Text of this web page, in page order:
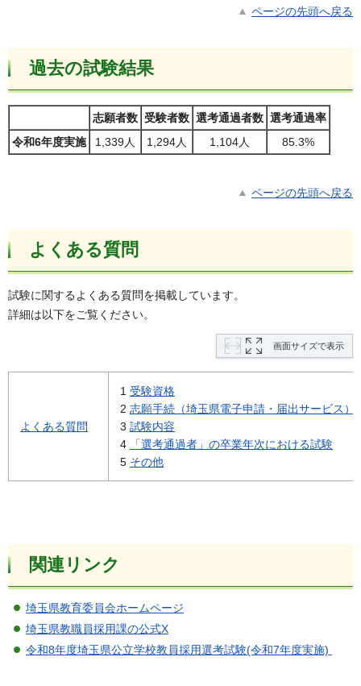
ページの先頭へ戻る
過去の試験結果
志願者数 受験者数 選考通過者数 選考通過率
令和6年度実施
1,339人 1,294人 1,104人 85.3%
ページの先頭へ戻る
よくある質問
試験に関するよくある質問を掲載しています。
詳細は以下をご覧ください。
画面サイズで表示
よくある質問
1 受験資格
2 志願手続（埼玉県電子申請・届出サービス）
3 試験内容
4
「選考通過者」の卒業年次における試験
5 その他
関連リンク
埼玉県教育委員会ホームページ
埼玉県教職員採用課の公式X
令和8年度埼玉県公立学校教員採用選考試験(令和7年度実施)